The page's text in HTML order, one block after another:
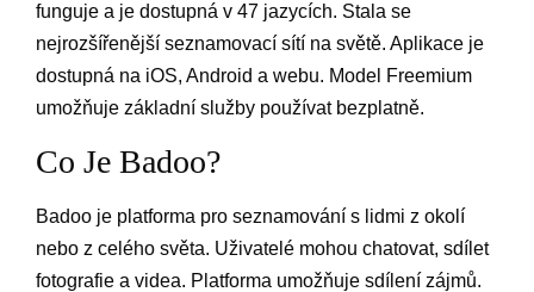
funguje a je dostupná v 47 jazycích. Stala se
nejrozšířenější seznamovací sítí na světě. Aplikace je
dostupná na iOS, Android a webu. Model Freemium
umožňuje základní služby používat bezplatně.
Co Je Badoo?
Badoo je platforma pro seznamování s lidmi z okolí
nebo z celého světa. Uživatelé mohou chatovat, sdílet
fotografie a videa. Platforma umožňuje sdílení zájmů.